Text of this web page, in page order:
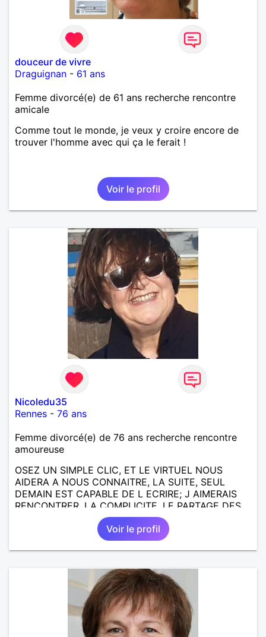
douceur de vivre
Draguignan - 61 ans
Femme divorcé(e) de 61 ans recherche rencontre
amicale
Comme tout le monde, je veux y croire encore de
trouver l'homme avec qui ça le ferait !
Voir le profil
Nicoledu35
Rennes - 76 ans
Femme divorcé(e) de 76 ans recherche rencontre
amoureuse
OSEZ UN SIMPLE CLIC, ET LE VIRTUEL NOUS
AIDERA A NOUS CONNAITRE, LA SUITE, SEUL
DEMAIN EST CAPABLE DE L ECRIRE; J AIMERAIS
RENCONTRER, LA COMPLICITE, LE PARTAGE DES
BELLES CHOSES DE LA VIE : BALADES, VOYAGES
EN FRANCE OU AILLEURS. ETRE A L ECOUTE DE L
AUTRE, ET LA VIE SERA PLUS BELLE
ENCORE.....................
Voir le profil